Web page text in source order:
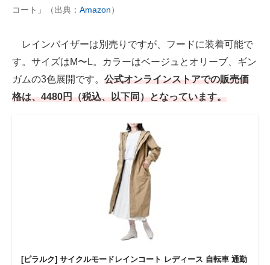
コート」（出典： Amazon）
レインバイザーは別売りですが、フードに装着可能で
す。サイズはM〜L。カラーはベージュとオリーブ、ギン
ガムの3色展開です。 公式オンラインストアでの販売価
格は、4480円（税込、以下同）となっています。
[ピラルク] サイクルモードレインコート レディース 自転車 通勤